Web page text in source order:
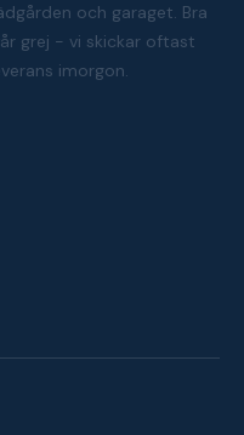
och garaget. Bra
grej - vi skickar oftast
imorgon.